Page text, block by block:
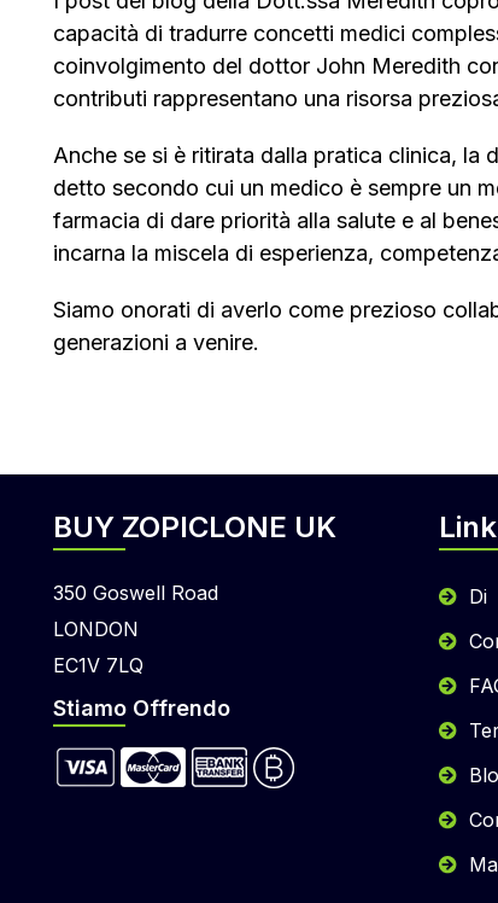
capacità di tradurre concetti medici
coinvolgimento del dottor John Meredith
contributi rappresentano una risorsa
Anche se si è ritirata dalla pratica clinica, la
detto secondo cui un medico è sempre un
farmacia di dare priorità alla salute e al
incarna la miscela di esperienza,
Siamo onorati di averlo come prezioso
generazioni a venire.
BUY ZOPICLONE UK
350 Goswell Road
LONDON
EC1V 7LQ
Stiamo Offrendo
Di